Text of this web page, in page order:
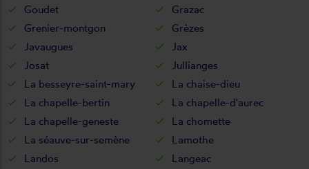
Goudet
Grazac
Grenier-montgon
Grèzes
Javaugues
Jax
Josat
Jullianges
La besseyre-saint-mary
La chaise-dieu
La chapelle-bertin
La chapelle-d'aurec
La chapelle-geneste
La chomette
La séauve-sur-semène
Lamothe
Landos
Langeac